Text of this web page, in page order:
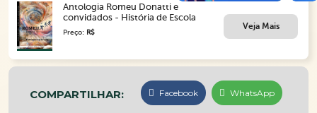
Antologia Romeu Donatti e
convidados - História de Escola
Preço: R$
Veja Mais
COMPARTILHAR: Facebook WhatsApp